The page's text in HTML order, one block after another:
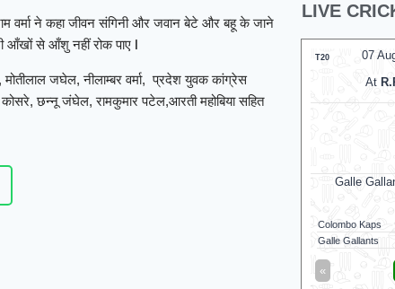
वर्मा ने कहा जीवन संगिनी और जवान बेटे और बहू के जाने
आँखों से आँशु नहीं रोक पाए l
मोतीलाल जघेल, नीलाम्बर वर्मा, प्रदेश युवक कांग्रेस
छन्नू जंघेल, रामकुमार पटेल,आरती महोबिया सहित
LIVE
07
T20
At
Galle
Colombo Kaps
Galle Gallants
«